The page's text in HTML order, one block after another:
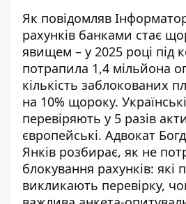
Як повідомляв
рахунків банками стає
явищем – у 2025 році під
потрапила 1,4 мільйона
кількість заблокованих
на 10% щороку.
перевіряють у 5 разів
європейські. Адвокат
Янків розбирає, як не
блокування рахунків: які
викликають перевірку,